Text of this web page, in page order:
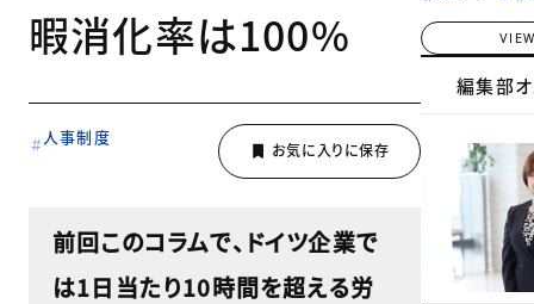
暇消化率は100%
人事制度
前回このコラムで、ドイツ企業で
は1日当たり10時間を超える労
編集部